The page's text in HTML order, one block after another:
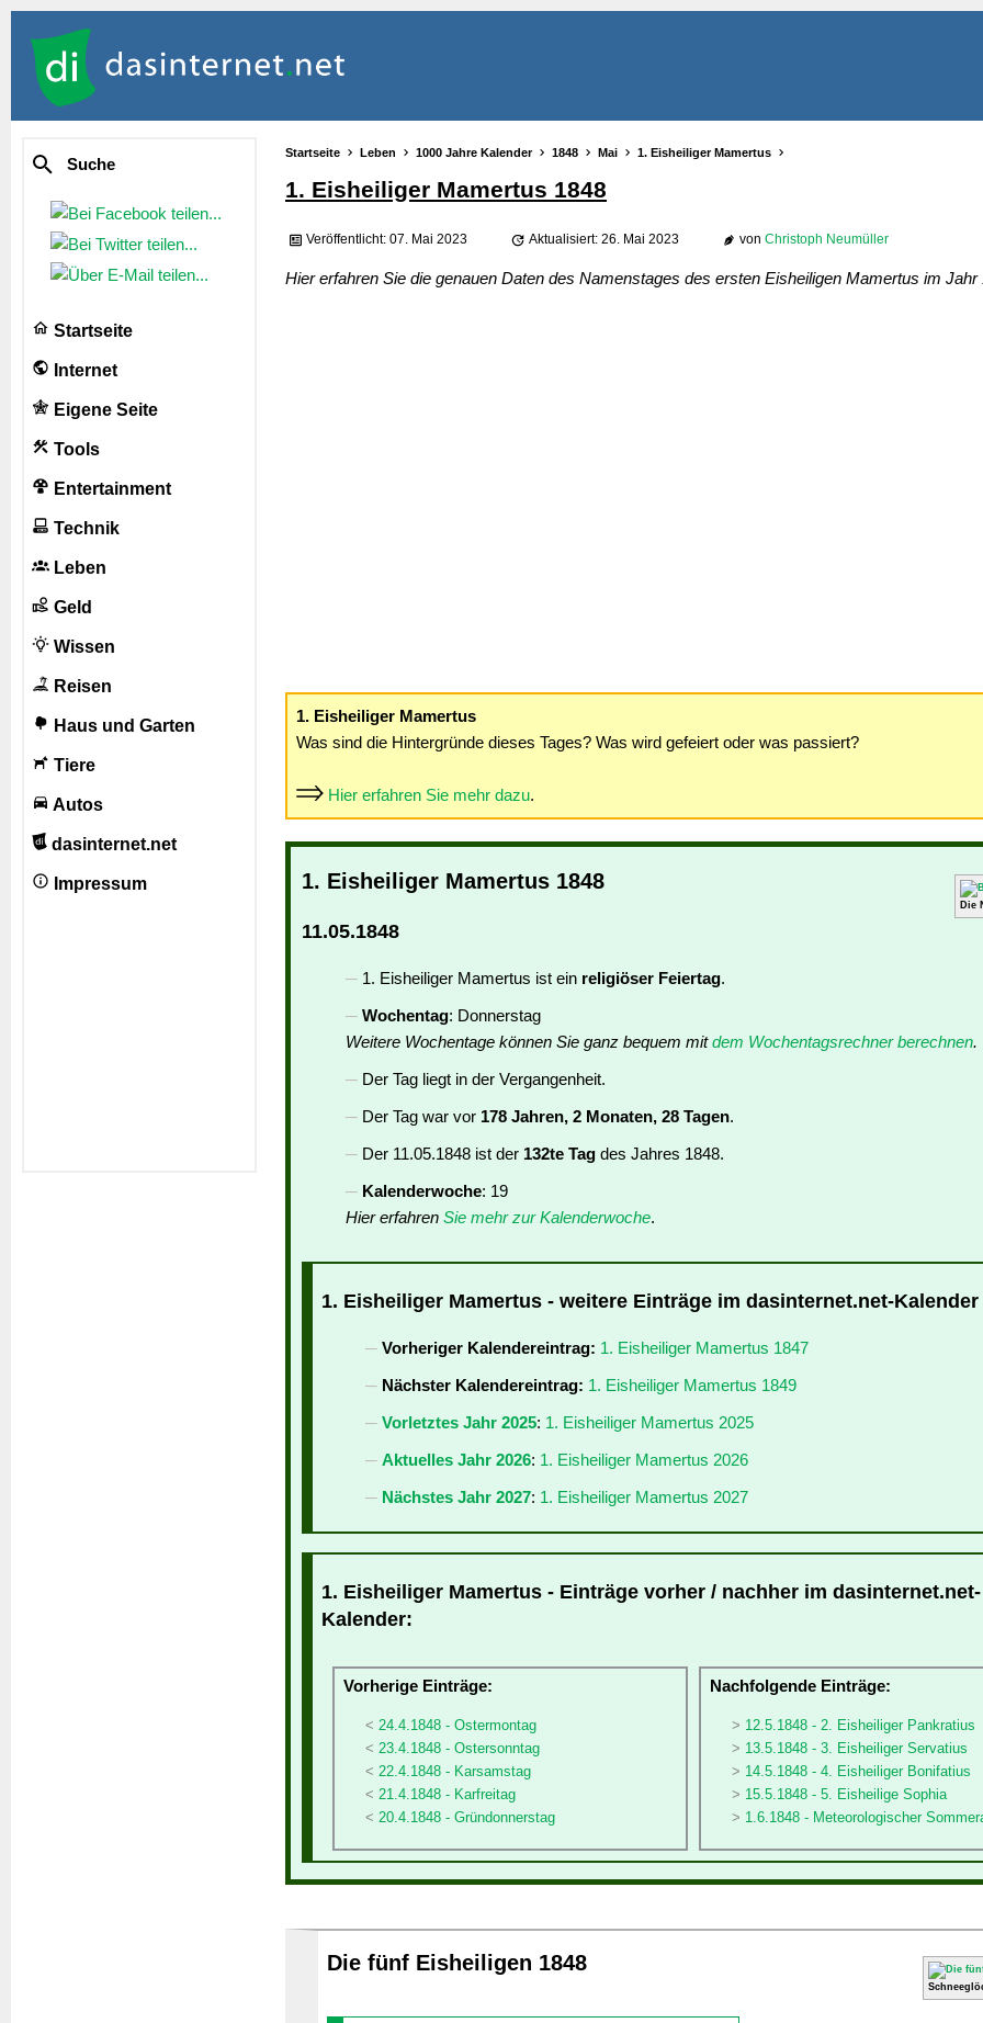
Suche
Startseite
Internet
Eigene Seite
Tools
Entertainment
Technik
Leben
Geld
Wissen
Reisen
Haus und Garten
Tiere
Autos
dasinternet.net
Impressum
Startseite Leben 1000 Jahre Kalender 1848 Mai 1. Eisheiliger Mamertus
1. Eisheiliger Mamertus 1848
Veröffentlicht: 07. Mai 2023 Aktualisiert: 26. Mai 2023 von Christoph Neumüller
Hier erfahren Sie die genauen Daten des Namenstages des ersten Eisheiligen Mamertus im Jahr
1. Eisheiliger Mamertus
Was sind die Hintergründe dieses Tages? Was wird gefeiert oder was passiert?
Hier erfahren Sie mehr dazu.
Die
1. Eisheiliger Mamertus 1848
11.05.1848
1. Eisheiliger Mamertus ist ein religiöser Feiertag.
Wochentag: Donnerstag
Weitere Wochentage können Sie ganz bequem mitdem Wochentagsrechner berechnen.
Der Tag liegt in der Vergangenheit.
Der Tag war vor 178 Jahren, 2 Monaten, 28 Tagen.
Der 11.05.1848 ist der 132te Tag des Jahres 1848.
Kalenderwoche: 19
Hier erfahren Sie mehr zur Kalenderwoche.
1. Eisheiliger Mamertus - weitere Einträge im dasinternet.net-Kalender
Vorheriger Kalendereintrag: 1. Eisheiliger Mamertus 1847
Nächster Kalendereintrag: 1. Eisheiliger Mamertus 1849
Vorletztes Jahr 2025: 1. Eisheiliger Mamertus 2025
Aktuelles Jahr 2026: 1. Eisheiliger Mamertus 2026
Nächstes Jahr 2027: 1. Eisheiliger Mamertus 2027
1. Eisheiliger Mamertus - Einträge vorher / nachher im dasinternet.net-
Kalender:
Vorherige Einträge:
24.4.1848 - Ostermontag
23.4.1848 - Ostersonntag
22.4.1848 - Karsamstag
21.4.1848 - Karfreitag
20.4.1848 - Gründonnerstag
Nachfolgende Einträge:
12.5.1848 - 2. Eisheiliger Pankratius
13.5.1848 - 3. Eisheiliger Servatius
14.5.1848 - 4. Eisheiliger Bonifatius
15.5.1848 - 5. Eisheilige Sophia
1.6.1848 - Meteorologischer
Die fünf Eisheiligen 1848